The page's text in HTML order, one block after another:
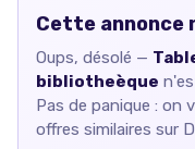
Cette annonce
Oups, désolé —
bibliotheèque
Pas de panique : on
offres similaires sur